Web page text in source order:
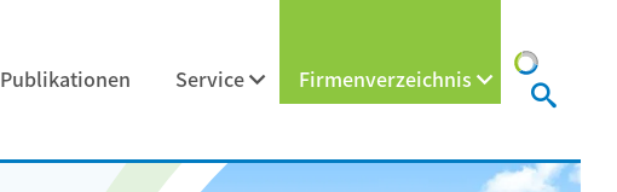
Publikationen Service Firmenverzeichnis